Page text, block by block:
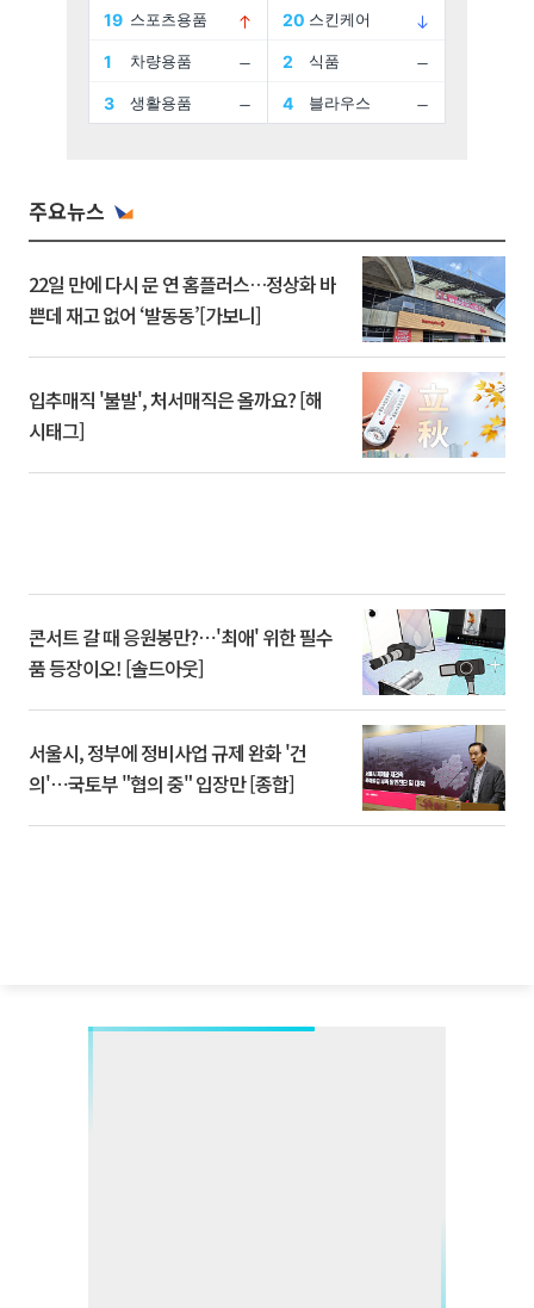
주요뉴스
22일 만에 다시 문 연 홈플러스…정상화 바
쁜데 재고 없어 ‘발동동’[가보니]
입추매직 '불발', 처서매직은 올까요? [해
시태그]
콘서트 갈 때 응원봉만?⋯'최애' 위한 필수
품 등장이오! [솔드아웃]
서울시, 정부에 정비사업 규제 완화 '건
의'⋯국토부 "협의 중" 입장만 [종합]